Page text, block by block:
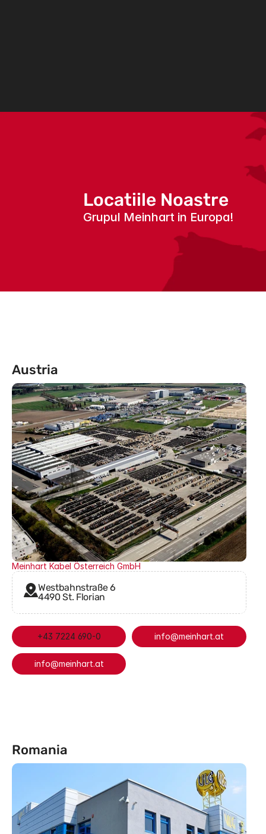
Locatiile Noastre
Grupul Meinhart in Europa!
Austria
Meinhart Kabel Österreich GmbH
Westbahnstraße 6
4490 St. Florian
+43 7224 690-0 info@meinhart.at
info@meinhart.at
Romania